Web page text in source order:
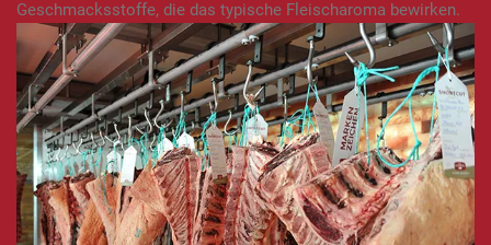
Geschmacksstoffe, die das typische Fleischaroma bewirken.